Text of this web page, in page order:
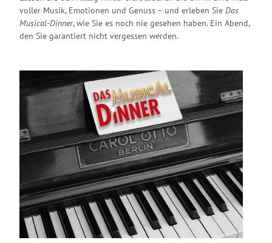
voller Musik, Emotionen und Genuss – und erleben Sie Das
Musical-Dinner, wie Sie es noch nie gesehen haben. Ein Abend,
den Sie garantiert nicht vergessen werden.